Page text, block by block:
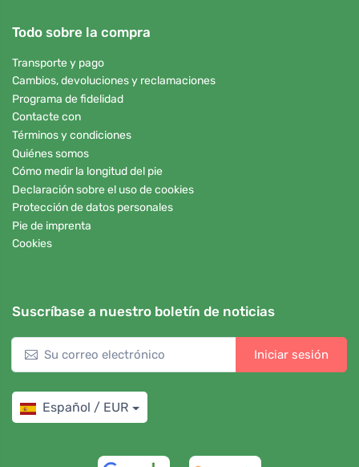
Todo sobre la compra
Transporte y pago
Cambios, devoluciones y reclamaciones
Programa de fidelidad
Contacte con
Términos y condiciones
Quiénes somos
Cómo medir la longitud del pie
Declaración sobre el uso de cookies
Protección de datos personales
Pie de imprenta
Cookies
Suscríbase a nuestro boletín de noticias
Iniciar sesión
Español / EUR